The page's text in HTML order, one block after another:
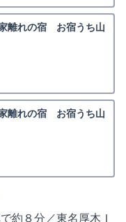
離れの宿 お宿うち山
離れの宿 お宿うち山
約８分／東名厚木Ｉ